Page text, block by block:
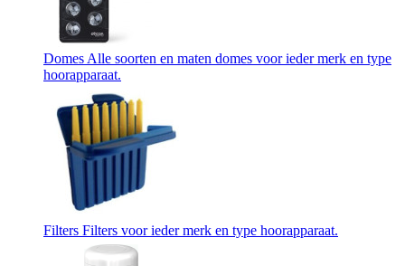
Domes Alle soorten en maten domes voor ieder merk en type
hoorapparaat.
Filters Filters voor ieder merk en type hoorapparaat.